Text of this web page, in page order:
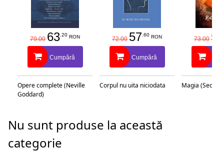
79.00 63.20 RON
Cumpără
Opere complete (Neville
Goddard)
72.00 57.60 RON
Cumpără
Corpul nu uita niciodata
73.00 58
Magia
Nu sunt produse la această
categorie